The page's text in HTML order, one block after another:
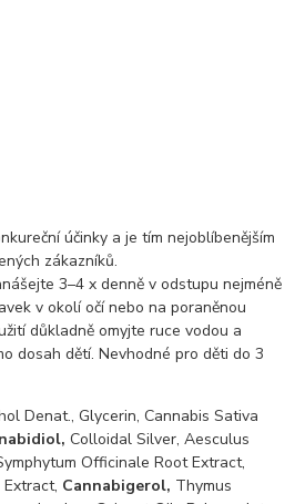
účinky a je tím nejoblíbenějším
zákazníků.
3–4 x denně v odstupu nejméně
v okolí očí nebo na poraněnou
důkladně omyjte ruce vodou a
dosah dětí. Nevhodné pro děti do 3
Denat., Glycerin, Cannabis Sativa
Colloidal Silver, Aesculus
Officinale Root Extract,
Cannabigerol, Thymus